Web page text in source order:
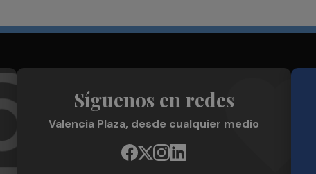
Síguenos en redes
Valencia Plaza, desde cualquier medio